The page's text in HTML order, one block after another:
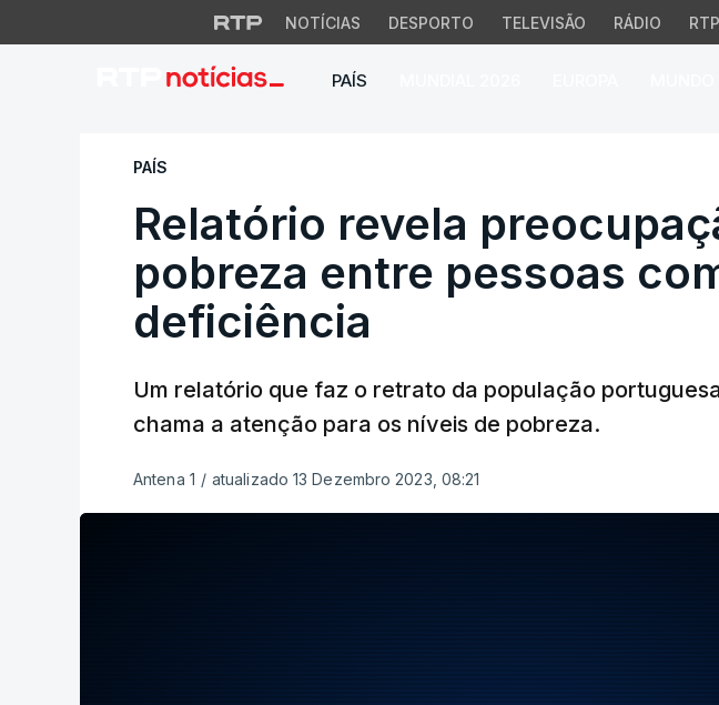
NOTÍCIAS DESPORTO TELEVISÃO RÁDIO
PAÍS
Relatório revela
PAÍS
Relatório revela
pobreza entre pessoas
deficiência
Um relatório que faz o retrato da população
chama a atenção para os níveis de pobreza.
Antena 1 / atualizado 13 Dezembro 2023, 08:21